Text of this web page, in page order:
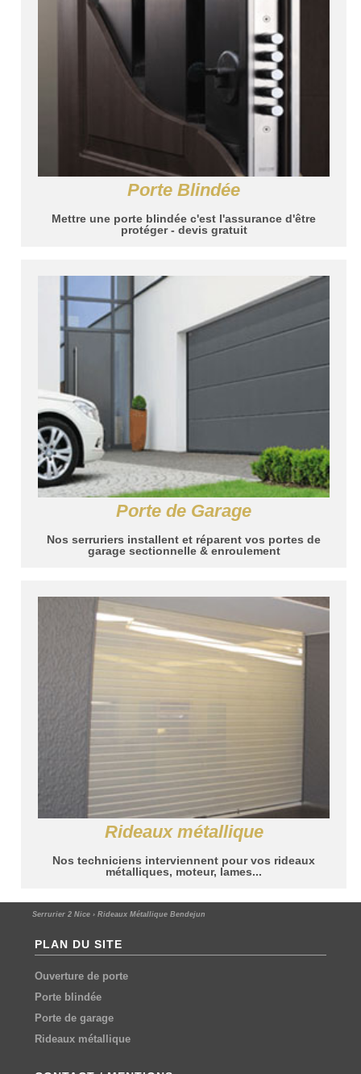
Porte Blindée
Mettre une porte blindée c'est l'assurance d'être
protéger - devis gratuit
Porte de Garage
Nos serruriers installent et réparent vos portes de
garage sectionnelle & enroulement
Rideaux métallique
Nos techniciens interviennent pour vos rideaux
métalliques, moteur, lames...
Serrurier 2 Nice › Rideaux Métallique Bendejun
PLAN DU SITE
Ouverture de porte
Porte blindée
Porte de garage
Rideaux métallique